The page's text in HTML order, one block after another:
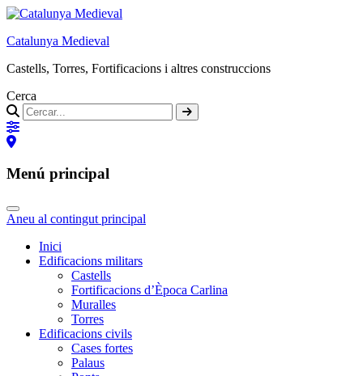
Catalunya Medieval
Castells, Torres, Fortificacions i altres construccions
Cerca
Menú principal
Aneu al contingut principal
Inici
Edificacions militars
Castells
Fortificacions d’Època Carlina
Muralles
Torres
Edificacions civils
Cases fortes
Palaus